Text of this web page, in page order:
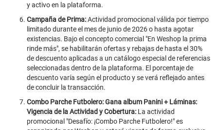
y activo en la plataforma.
Campaña de Prima:Actividad promocional válida por tiempo
limitado durante el mes de junio de 2026 o hasta agotar
existencias. Bajo el concepto comercial "En Weshop la prima
rinde más", se habilitarán ofertas y rebajas de hasta el 30%
de descuento aplicadas a un catálogo especial de referencias
seleccionadas dentro de la plataforma. El porcentaje de
descuento varía según el producto y se verá reflejado antes
de concluir la transacción.
Combo Parche Futbolero: Gana album Panini + Láminas:
Vigencia de la Actividad y Cobertura: La actividad
promocional "Desafío: ¡Combo Parche Futbolero!" es